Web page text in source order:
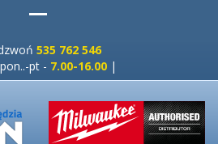
535 762 546
pt - 7.00-16.00 |